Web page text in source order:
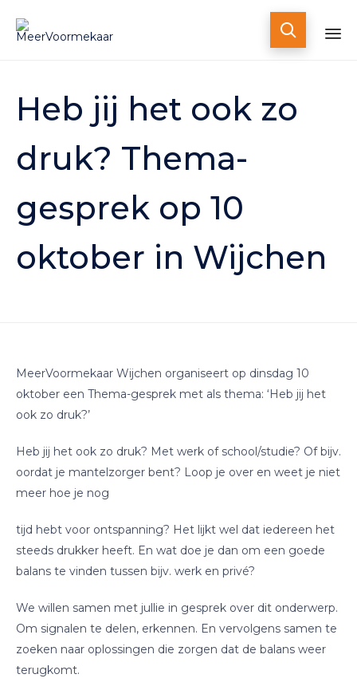

content
Heb jij het ook zo
druk? Thema-
gesprek op 10
oktober in Wijchen
MeerVoormekaar Wijchen organiseert op dinsdag 10
oktober een Thema-gesprek met als thema: ‘Heb jij het
ook zo druk?’
Heb jij het ook zo druk? Met werk of school/studie? Of bijv.
oordat je mantelzorger bent? Loop je over en weet je niet
meer hoe je nog
tijd hebt voor ontspanning? Het lijkt wel dat iedereen het
steeds drukker heeft. En wat doe je dan om een goede
balans te vinden tussen bijv. werk en privé?
We willen samen met jullie in gesprek over dit onderwerp.
Om signalen te delen, erkennen. En vervolgens samen te
zoeken naar oplossingen die zorgen dat de balans weer
terugkomt.